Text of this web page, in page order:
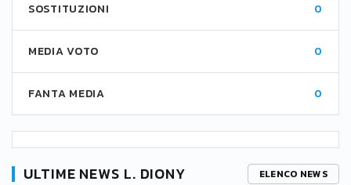
SOSTITUZIONI 0
MEDIA VOTO 0
FANTA MEDIA 0
ULTIME NEWS L. DIONY ELENCO NEWS